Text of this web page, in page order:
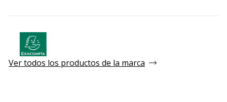
Ver todos los productos de la marca